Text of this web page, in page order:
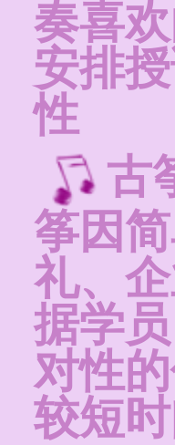
奏喜
安排
性
古
筝因
礼、
据学
对性
较短